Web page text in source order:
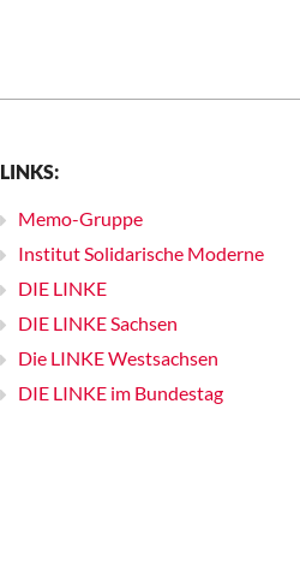
LINKS:
Memo-Gruppe
Institut Solidarische Moderne
DIE LINKE
DIE LINKE Sachsen
Die LINKE Westsachsen
DIE LINKE im Bundestag